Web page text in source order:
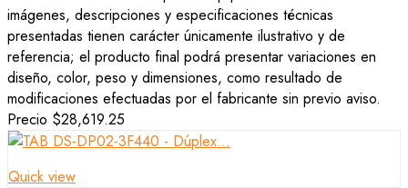
imágenes, descripciones y especificaciones técnicas
presentadas tienen carácter únicamente ilustrativo y de
referencia; el producto final podrá presentar variaciones en
diseño, color, peso y dimensiones, como resultado de
modificaciones efectuadas por el fabricante sin previo aviso.
Precio $28,619.25
Quick view